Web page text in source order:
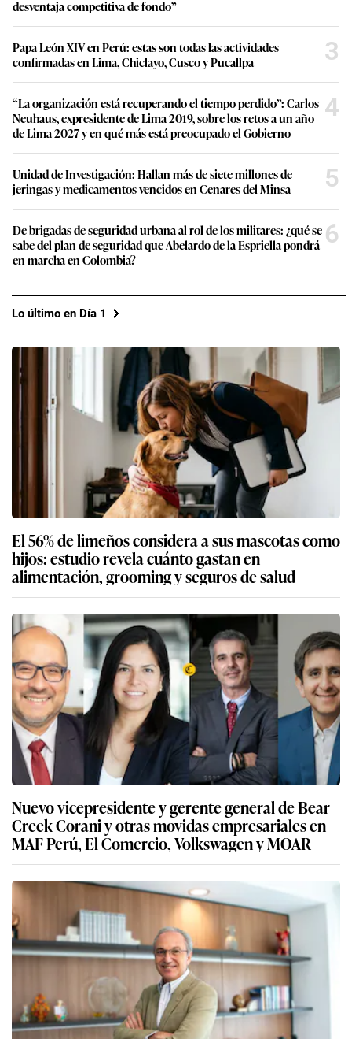
desventaja competitiva de fondo”
Papa León XIV en Perú: estas son todas las actividades
confirmadas en Lima, Chiclayo, Cusco y Pucallpa
3
“La organización está recuperando el tiempo perdido”: Carlos
Neuhaus, expresidente de Lima 2019, sobre los retos a un año
de Lima 2027 y en qué más está preocupado el Gobierno
4
Unidad de Investigación: Hallan más de siete millones de
jeringas y medicamentos vencidos en Cenares del Minsa
5
De brigadas de seguridad urbana al rol de los militares: ¿qué se
sabe del plan de seguridad que Abelardo de la Espriella pondrá
en marcha en Colombia?
6
Lo último en Día 1
El 56% de limeños considera a sus mascotas como
hijos: estudio revela cuánto gastan en
alimentación, grooming y seguros de salud
Nuevo vicepresidente y gerente general de Bear
Creek Corani y otras movidas empresariales en
MAF Perú, El Comercio, Volkswagen y MOAR